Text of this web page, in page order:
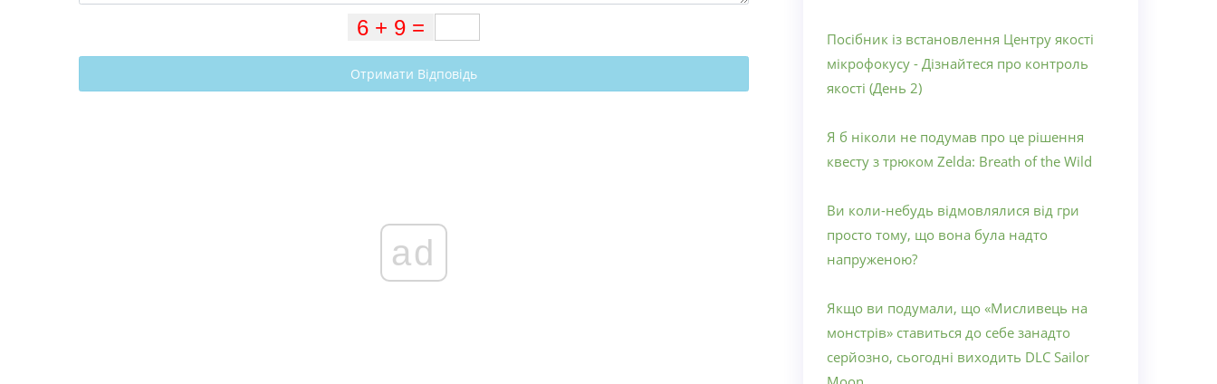
Отримати Відповідь
ad
Посібник із встановлення Центру якості
мікрофокусу - Дізнайтеся про контроль
якості (День 2)
Я б ніколи не подумав про це рішення
квесту з трюком Zelda: Breath of the Wild
Ви коли-небудь відмовлялися від гри
просто тому, що вона була надто
напруженою?
Якщо ви подумали, що «Мисливець на
монстрів» ставиться до себе занадто
серйозно, сьогодні виходить DLC Sailor